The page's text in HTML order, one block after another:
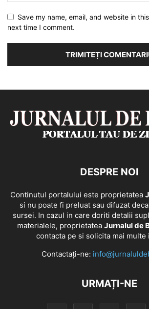
Save my name, email, and website in
next time I comment.
DESPRE NOI
Continutul portalului este proprietatea
si nu poate fi preluat sau difuzat
sursei. In cazul in care doriti detalii
materialele, proprietatea Jurnalul de
contacta pe si solicita mai multe
Contactați-ne:
URMAȚI-NE